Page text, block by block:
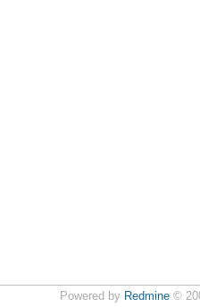
Powered by Redmine©